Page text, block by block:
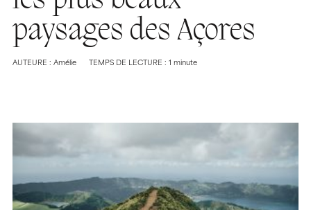
paysages des Açores
AUTEURE : Amélie TEMPS DE LECTURE : 1 minute